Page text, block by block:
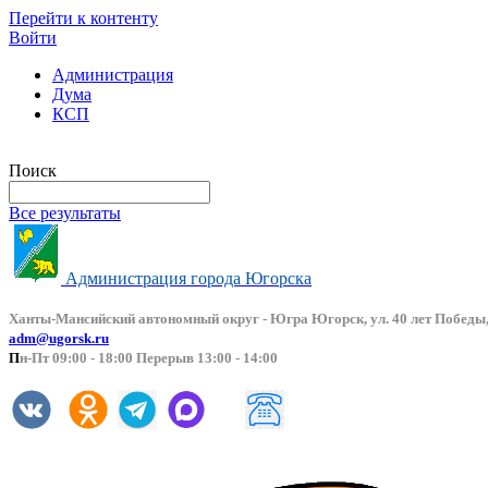
Перейти к контенту
Войти
Администрация
Дума
КСП
Поиск
Все результаты
Администрация города Югорска
Ханты-Мансийский автономный округ - Югра Югорск, ул. 40 лет
adm@ugorsk.ru
Пн-Пт 09:00 - 18:00 Перерыв 13:00 - 14:00